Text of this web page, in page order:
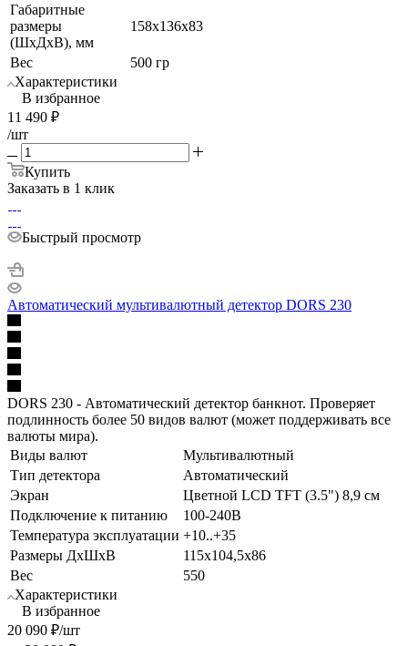
Габаритные
размеры
(ШхДхВ), мм
158x136x83
Вес
500 гр
Характеристики
В избранное
11 490 ₽
/шт
Купить
Заказать в 1 клик
Быстрый просмотр
Автоматический мультивалютный детектор DORS 230
DORS 230 - Автоматический детектор банкнот. Проверяет
подлинность более 50 видов валют (может поддерживать все
валюты мира).
Виды валют
Мультивалютный
Тип детектора
Автоматический
Экран
Цветной LCD TFT (3.5") 8,9 см
Подключение к питанию
100-240В
Температура эксплуатации +10..+35
Размеры ДхШхВ
115x104,5x86
Вес
550
Характеристики
В избранное
20 090 ₽/шт